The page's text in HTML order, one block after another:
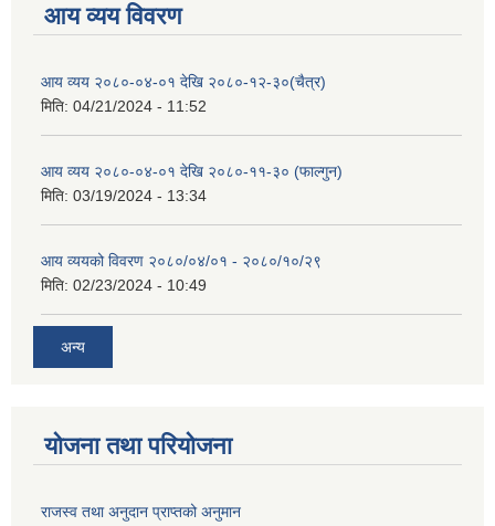
आय व्यय विवरण
आय व्यय २०८०-०४-०१ देखि २०८०-१२-३०(चैत्र)
मिति: 04/21/2024 - 11:52
आय व्यय २०८०-०४-०१ देखि २०८०-११-३० (फाल्गुन)
मिति: 03/19/2024 - 13:34
आय व्ययको विवरण २०८०/०४/०१ - २०८०/१०/२९
मिति: 02/23/2024 - 10:49
अन्य
योजना तथा परियोजना
राजस्व तथा अनुदान प्राप्तको अनुमान